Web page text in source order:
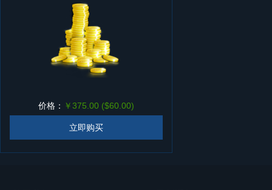
价格： ￥375.00 ($60.00)
立即购买